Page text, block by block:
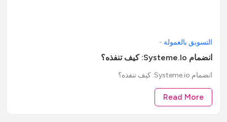
التسويق بالعمولة -
انضمام Systeme.io: كيف تنفذه؟
انضمام Systeme.io: كيف تنفذه؟
Read More